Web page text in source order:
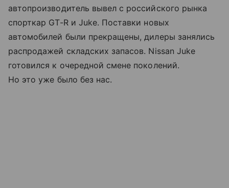
автопроизводитель вывел с российского рынка
спорткар GT-R и Juke. Поставки новых
автомобилей были прекращены, дилеры занялись
распродажей складских запасов. Nissan Juke
готовился к очередной смене поколений.
Но это уже было без нас.